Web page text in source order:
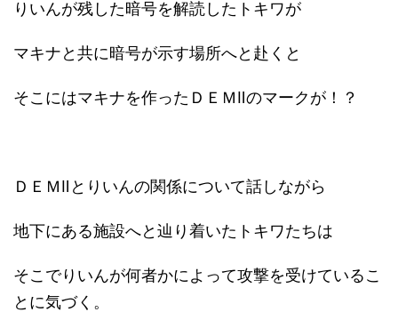
りいんが残した暗号を解読したトキワが
マキナと共に暗号が示す場所へと赴くと
そこにはマキナを作ったＤＥＭⅡのマークが！？
ＤＥＭⅡとりいんの関係について話しながら
地下にある施設へと辿り着いたトキワたちは
そこでりいんが何者かによって攻撃を受けているこ
とに気づく。